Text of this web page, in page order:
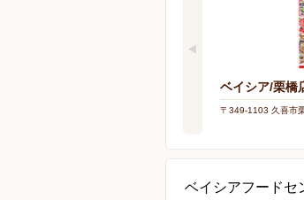
ベイシア/栗橋
〒349-1103 久喜市
ベイシアフードセ